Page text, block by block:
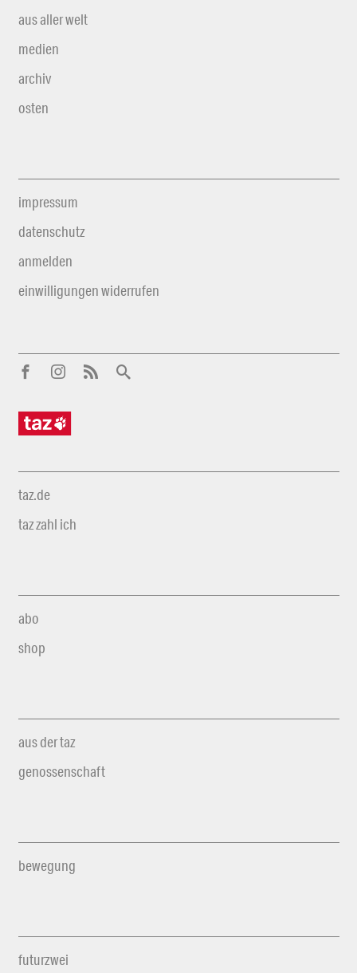
aus aller welt
medien
archiv
osten
impressum
datenschutz
anmelden
einwilligungen widerrufen
taz.de
taz zahl ich
abo
shop
aus der taz
genossenschaft
bewegung
futurzwei